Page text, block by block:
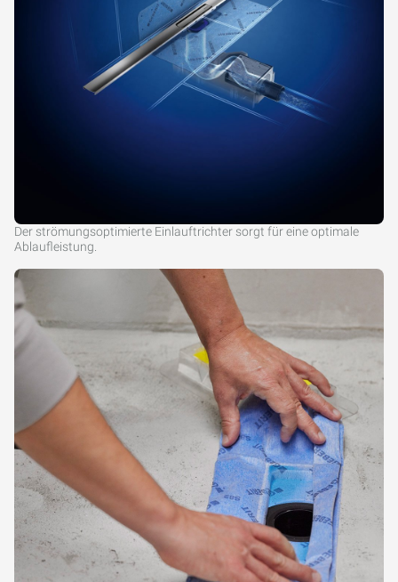
Der strömungsoptimierte Einlauftrichter sorgt für eine optimale
Ablaufleistung.